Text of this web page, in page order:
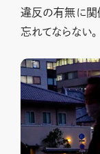
違反の有無に関
忘れてならない。